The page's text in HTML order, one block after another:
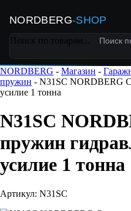
NORDBERG-SHOP
Поиск по товарам...
×
NORDBERG - Магазин -
пружин - N31SC NORDBERG
усилие 1 тонна
N31SC
пружин
усилие 1 тонна
Артикул: N31SC